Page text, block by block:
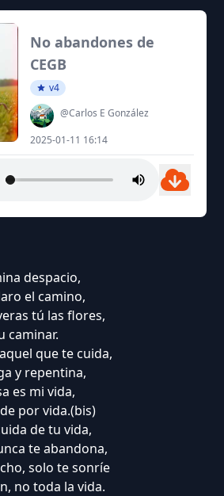
No abandones de
CEGB
v4
@Carlos E González
2025-01-11 16:14
despacio,
el camino,
tú las flores,
caminar.
que te cuida,
y repentina,
es mi vida,
por vida.(bis)
de tu vida,
te abandona,
solo te sonríe
no toda la vida.